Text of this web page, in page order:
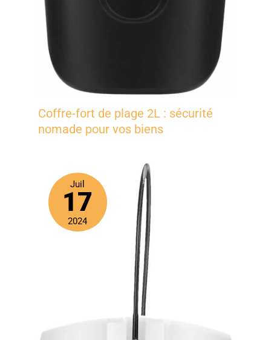
𝐬𝐮𝐩𝐩𝐨𝐫𝐭.𝐯𝐜@𝐰𝐨𝐥𝐟𝐚𝐧𝐠.𝐜𝐨. Nous nous engageons à
résoudre votre problème au plus vite et à votre entière
Coffre-fort de plage 2L : sécurité
nomade pour vos biens
Juil
17
2024